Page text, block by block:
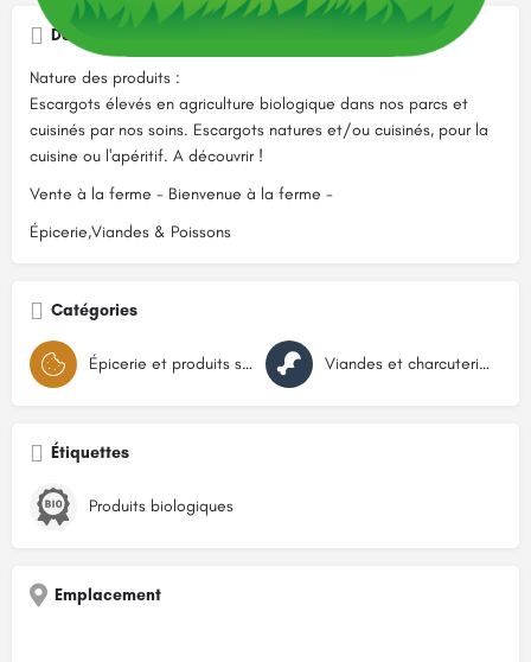
Description
Nature des produits :
Escargots élevés en agriculture biologique dans nos parcs et
cuisinés par nos soins. Escargots natures et/ou cuisinés, pour la
cuisine ou l'apéritif. A découvrir !
Vente à la ferme - Bienvenue à la ferme -
Épicerie,Viandes & Poissons
Catégories
Épicerie et produits secs Viandes et charcuteries
Étiquettes
Produits biologiques
Emplacement